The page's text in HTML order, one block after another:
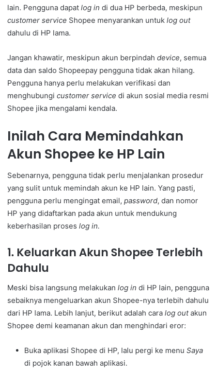
lain. Pengguna dapat log in di dua HP berbeda, meskipun
customer service Shopee menyarankan untuk log out
dahulu di HP lama.
Jangan khawatir, meskipun akun berpindah device, semua
data dan saldo Shopeepay pengguna tidak akan hilang.
Pengguna hanya perlu melakukan verifikasi dan
menghubungi customer service di akun sosial media resmi
Shopee jika mengalami kendala.
Inilah Cara Memindahkan
Akun Shopee ke HP Lain
Sebenarnya, pengguna tidak perlu menjalankan prosedur
yang sulit untuk memindah akun ke HP lain. Yang pasti,
pengguna perlu mengingat email, password, dan nomor
HP yang didaftarkan pada akun untuk mendukung
keberhasilan proses log in.
1. Keluarkan Akun Shopee Terlebih
Dahulu
Meski bisa langsung melakukan log in di HP lain, pengguna
sebaiknya mengeluarkan akun Shopee-nya terlebih dahulu
dari HP lama. Lebih lanjut, berikut adalah cara log outakun
Shopee demi keamanan akun dan menghindari eror:
Buka aplikasi Shopee di HP, lalu pergi ke menu Saya
di pojok kanan bawah aplikasi.